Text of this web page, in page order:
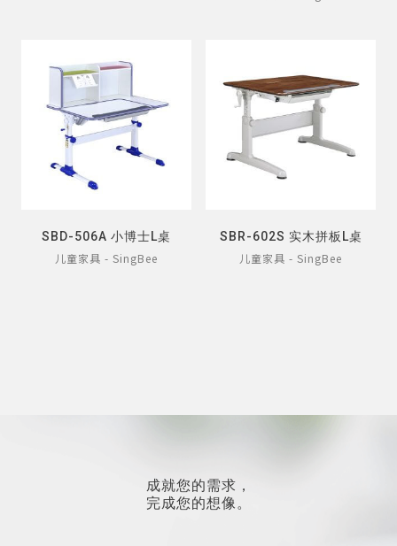
SBD-506A 小博士L桌
儿童家具 - SingBee
SBR-602S 实木拼板L桌
儿童家具 - SingBee
成就您的需求，
完成您的想像。